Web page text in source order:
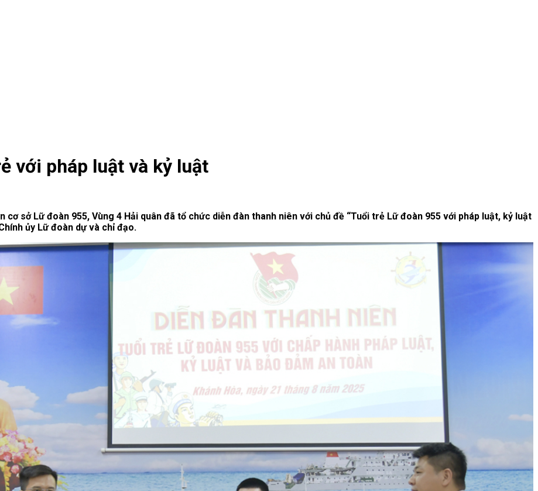
với pháp luật và kỷ luật
cơ sở Lữ đoàn 955, Vùng 4 Hải quân đã tổ chức diễn đàn thanh niên với chủ đề “Tuổi trẻ Lữ đoàn 955 với pháp luật, kỷ luật
ủy Lữ đoàn dự và chỉ đạo.